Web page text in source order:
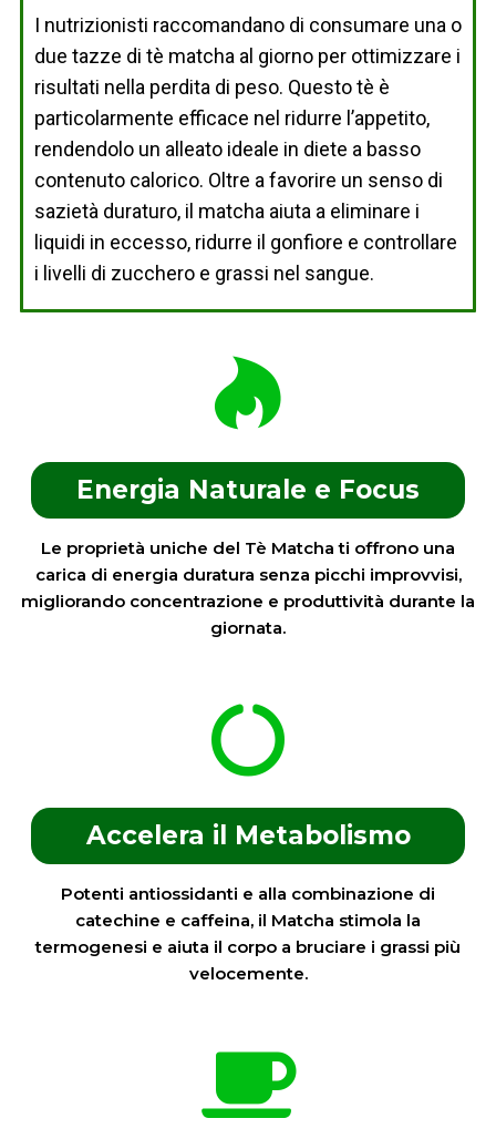
I nutrizionisti raccomandano di consumare una o
due tazze di tè matcha al giorno per ottimizzare i
risultati nella perdita di peso. Questo tè è
particolarmente efficace nel ridurre l’appetito,
rendendolo un alleato ideale in diete a basso
contenuto calorico. Oltre a favorire un senso di
sazietà duraturo, il matcha aiuta a eliminare i
liquidi in eccesso, ridurre il gonfiore e controllare
i livelli di zucchero e grassi nel sangue.
Energia Naturale e Focus
Le proprietà uniche del Tè Matcha ti offrono una
carica di energia duratura senza picchi improvvisi,
migliorando concentrazione e produttività durante la
giornata.
Accelera il Metabolismo
Potenti antiossidanti e alla combinazione di
catechine e caffeina, il Matcha stimola la
termogenesi e aiuta il corpo a bruciare i grassi più
velocemente.